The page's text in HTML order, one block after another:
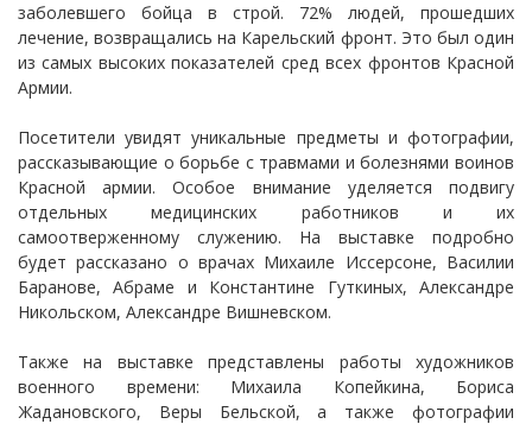
заболевшего бойца в строй. 72% людей, прошедших
лечение, возвращались на Карельский фронт. Это был один
из самых высоких показателей сред всех фронтов Красной
Армии.
Посетители увидят уникальные предметы и фотографии,
рассказывающие о борьбе с травмами и болезнями воинов
Красной армии. Особое внимание уделяется подвигу
отдельных медицинских работников и их
самоотверженному служению. На выставке подробно
будет рассказано о врачах Михаиле Иссерсоне, Василии
Баранове, Абраме и Константине Гуткиных, Александре
Никольском, Александре Вишневском.
Также на выставке представлены работы художников
военного времени: Михаила Копейкина, Бориса
Жадановского, Веры Бельской, а также фотографии